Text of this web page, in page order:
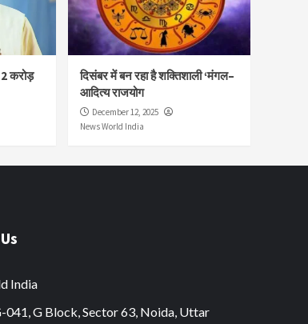
करोड़
दिसंबर में बन रहा है शक्तिशाली ‘मंगल–
आदित्य राजयोग
December 12, 2025
News World India
India
041, G Block, Sector 63, Noida, Uttar